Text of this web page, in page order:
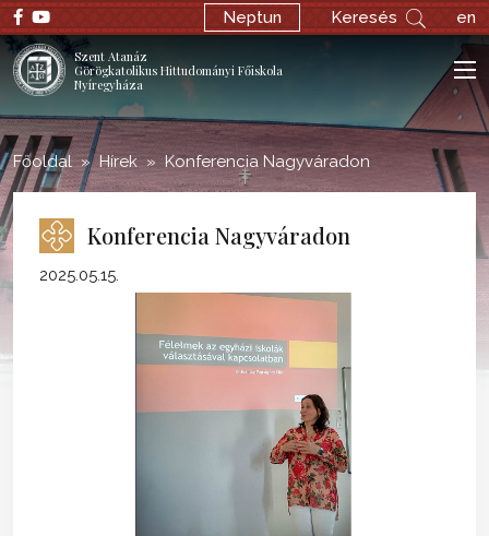
; Neptun Keresés en
Szent Atanáz
Görögkatolikus Hittudományi Főiskola
Nyíregyháza
Főoldal Hírek Konferencia Nagyváradon
Konferencia Nagyváradon
2025.05.15.